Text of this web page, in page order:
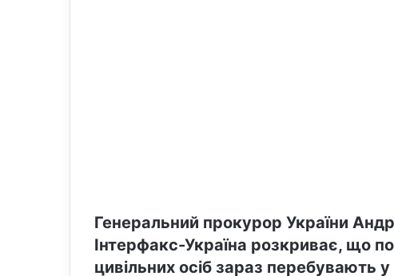
Генеральний прокурор України
Інтерфакс-Україна розкриває, що
цивільних осіб зараз перебувають